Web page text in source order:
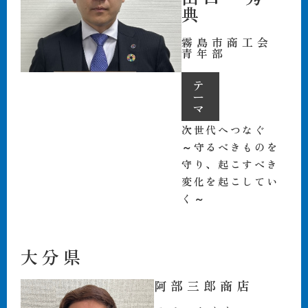
典
霧島市商工会
青年部
テ
ー
マ
次世代へつなぐ
～守るべきものを
守り、起こすべき
変化を起こしてい
く～
大分県
阿部三郎商店